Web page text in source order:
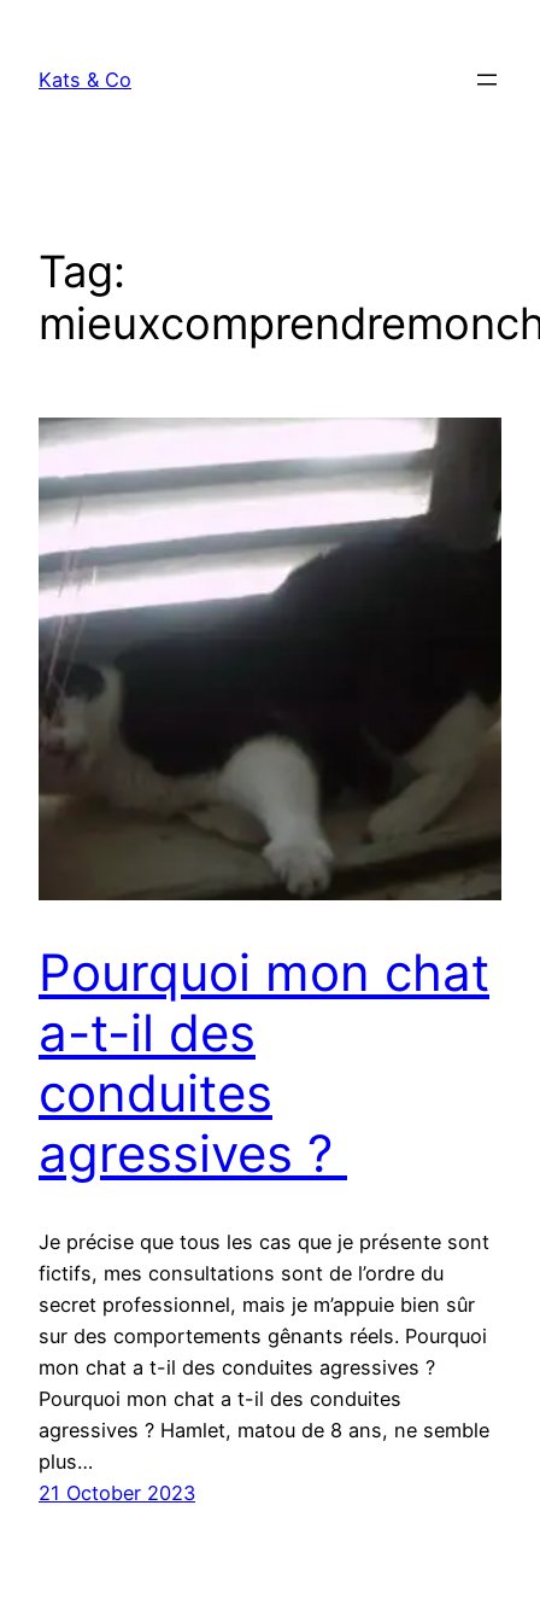
content
Kats & Co
Tag:
Pourquoi mon chat
a-t-il des
conduites
agressives ?
Je précise que tous les cas que je présente sont
fictifs, mes consultations sont de l’ordre du
secret professionnel, mais je m’appuie bien sûr
sur des comportements gênants réels. Pourquoi
mon chat a t-il des conduites agressives ?
Pourquoi mon chat a t-il des conduites
agressives ? Hamlet, matou de 8 ans, ne semble
plus…
21 October 2023